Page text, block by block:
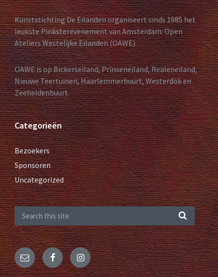
Kunststichting De Eilanden organiseert sinds 1985 het
leukste Pinksterevenement van Amsterdam: Open
Ateliers Westelijke Eilanden (OAWE).
OAWE is op Bickerseiland, Prinseneiland, Realeneiland,
Nieuwe Teertuinen, Haarlemmerbuurt, Westerdok en
Zeeheldenbuurt.
Categorieën
Bezoekers
Sponsoren
Uncategorized